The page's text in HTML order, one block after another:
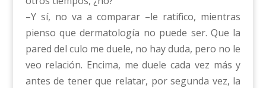
–Y sí, no va a comparar –le ratifico, mientras
pienso que dermatología no puede ser. Que la
pared del culo me duele, no hay duda, pero no le
veo relación. Encima, me duele cada vez más y
antes de tener que relatar, por segunda vez, la